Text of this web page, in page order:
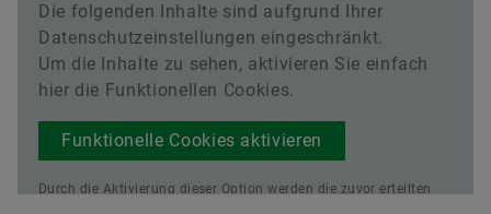
+49 941 2031-6381
jens.freiherr.von.seckendorff-
Kontakt herunterladen
Die folgenden Inhalte sind aufgrund Ihrer
Datenschutzeinstellungen eingeschränkt.
Um die Inhalte zu sehen, aktivieren Sie einfach
hier die Funktionellen Cookies.
Funktionelle Cookies aktivieren
Durch die Aktivierung dieser Option werden die zuvor erteilten